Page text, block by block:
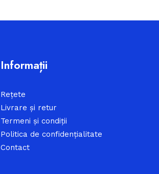
Informații
Rețete
Livrare și retur
Termeni și condiții
Politica de confidențialitate
Contact